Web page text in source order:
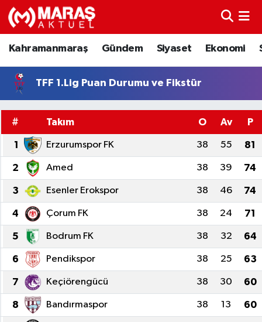
Kahramanmaraş Gündem Siyaset Ekonomi
TFF 1.Lig Puan Durumu ve Fikstür
# Takım O Av P
1 Erzurumspor FK 38 55 81
2 Amed 38 39 74
3 Esenler Erokspor 38 46 74
4 Çorum FK 38 24 71
5 Bodrum FK 38 32 64
6 Pendikspor 38 25 63
7 Keçiörengücü 38 30 60
8 Bandırmaspor 38 13 60
Kahramanmaraş
Ekonomi
Spor
Sağlık
Teknoloji
Eğitim
Dünya
Kültür Sanat
Nöbetçi Eczaneler
Trafik Durumu
TFF 3.Lig 4.Grup Puan Durumu ve Fikstür
Tüm Manşetler
Son Dakika Haberleri
Haber Arşivi